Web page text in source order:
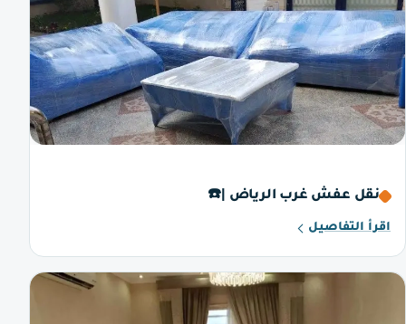
نقل عفش غرب الرياض |☎️
اقرأ التفاصيل